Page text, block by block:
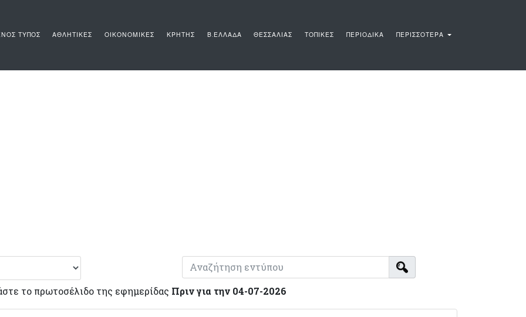
ΤΥΠΟΣ ΑΘΛΗΤΙΚΕΣ ΟΙΚΟΝΟΜΙΚΕΣ ΚΡΗΤΗΣ Β.ΕΛΛΑΔΑ ΘΕΣΣΑΛΙΑΣ ΤΟΠΙΚΕΣ ΠΕΡΙΟΔΙΚΑ ΠΕΡΙΣΣΟΤΕΡΑ
το πρωτοσέλιδο της εφημερίδας Πριν για την 04-07-2026